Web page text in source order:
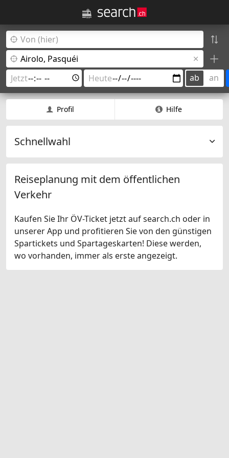
ab an
Profil Hilfe
Schnellwahl
Reiseplanung mit dem öffentlichen
Verkehr
Kaufen Sie Ihr ÖV-Ticket jetzt auf search.ch oder in
unserer App und profitieren Sie von den günstigen
Spartickets und Spartageskarten! Diese werden,
wo vorhanden, immer als erste angezeigt.